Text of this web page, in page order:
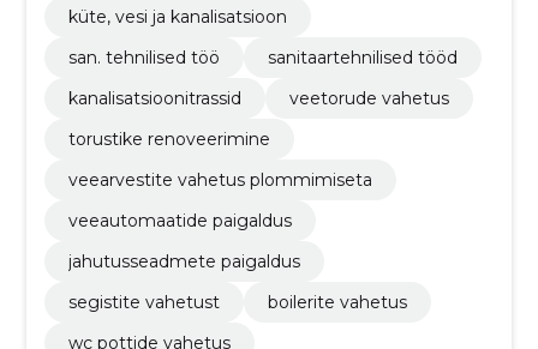
küte, vesi ja kanalisatsioon
san. tehnilised töö
sanitaartehnilised tööd
kanalisatsioonitrassid
veetorude vahetus
torustike renoveerimine
veearvestite vahetus plommimiseta
veeautomaatide paigaldus
jahutusseadmete paigaldus
segistite vahetust
boilerite vahetus
wc pottide vahetus